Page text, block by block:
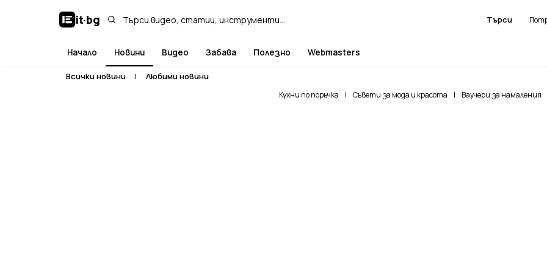
it·bg Търси
Начало Новини Видео Забава Полезно Webmasters
Всички новини | Любими новини
Кухни по поръчка | Съвети за мода и красота | Ваучери за намаления